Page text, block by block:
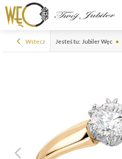
Wstecz Jesteś tu: Jubiler Węc